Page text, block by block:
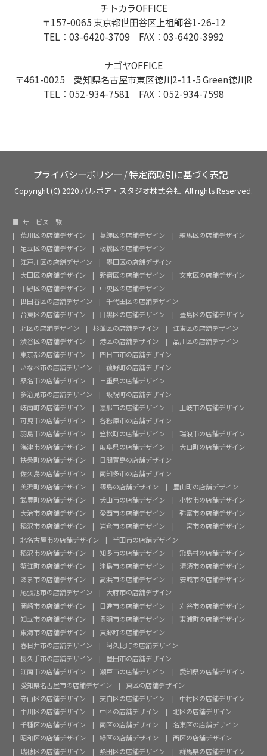
チトカラOFFICE
〒157-0065 東京都世田谷区上祖師谷1-26-12
TEL：03-6420-3709 FAX：03-6420-3992
ナゴヤOFFICE
〒461-0025 愛知県名古屋市東区徳川2-11-5 Green徳川R
TEL：052-934-7581 FAX：052-934-7598
プライバシーポリシー /特定商取引に基づく表記
Copyright (C) 2020 バルボア・スタジオ株式会社. All rights Reserved.
サービス一覧
荒川区の店舗デザイン
葛飾区の店舗デザイン
練馬区の店舗デザイン
足立区の店舗デザイン
板橋区の店舗デザイン
江戸川区の店舗デザイン
墨田区の店舗デザイン
大田区の店舗デザイン
新宿区の店舗デザイン
文京区の店舗デザイン
中野区の店舗デザイン
中央区の店舗デザイン
世田谷区の店舗デザイン
千代田区の店舗デザイン
台東区の店舗デザイン
目黒区の店舗デザイン
豊島区の店舗デザイン
北区の店舗デザイン
杉並区の店舗デザイン
江東区の店舗デザイン
渋谷区の店舗デザイン
港区の店舗デザイン
品川区の店舗デザイン
東京都の店舗デザイン
四日市市の店舗デザイン
いなべ市の店舗デザイン
菰野町の店舗デザイン
桑名市の店舗デザイン
三重県の店舗デザイン
多治見市の店舗デザイン
坂祝町の店舗デザイン
岐南町の店舗デザイン
恵那市の店舗デザイン
土岐市の店舗デザイン
可児市の店舗デザイン
各務原市の店舗デザイン
羽島市の店舗デザイン
笠松町の店舗デザイン
瑞浪市の店舗デザイン
海津市の店舗デザイン
岐阜県の店舗デザイン
大口町の店舗デザイン
扶桑町の店舗デザイン
日間賀島の店舗デザイン
佐久島の店舗デザイン
南知多市の店舗デザイン
美浜町の店舗デザイン
篠島の店舗デザイン
豊山町の店舗デザイン
武豊町の店舗デザイン
犬山市の店舗デザイン
小牧市の店舗デザイン
大治市の店舗デザイン
愛西市の店舗デザイン
弥富市の店舗デザイン
稲沢市の店舗デザイン
岩倉市の店舗デザイン
一宮市の店舗デザイン
北名古屋市の店舗デザイン
半田市の店舗デザイン
稲沢市の店舗デザイン
知多市の店舗デザイン
飛島村の店舗デザイン
蟹江町の店舗デザイン
津島市の店舗デザイン
清須市の店舗デザイン
あま市の店舗デザイン
高浜市の店舗デザイン
安城市の店舗デザイン
尾張旭市の店舗デザイン
大府市の店舗デザイン
岡崎市の店舗デザイン
日進市の店舗デザイン
刈谷市の店舗デザイン
知立市の店舗デザイン
豊明市の店舗デザイン
東浦町の店舗デザイン
東海市の店舗デザイン
東郷町の店舗デザイン
春日井市の店舗デザイン
阿久比町の店舗デザイン
長久手市の店舗デザイン
豊田市の店舗デザイン
江南市の店舗デザイン
瀬戸市の店舗デザイン
愛知県の店舗デザイン
愛知県名古屋市の店舗デザイン
東区の店舗デザイン
守山区の店舗デザイン
天白区の店舗デザイン
中村区の店舗デザイン
中川区の店舗デザイン
中区の店舗デザイン
北区の店舗デザイン
千種区の店舗デザイン
南区の店舗デザイン
名東区の店舗デザイン
昭和区の店舗デザイン
緑区の店舗デザイン
西区の店舗デザイン
瑞穂区の店舗デザイン
熱田区の店舗デザイン 群馬県の店舗デザイン